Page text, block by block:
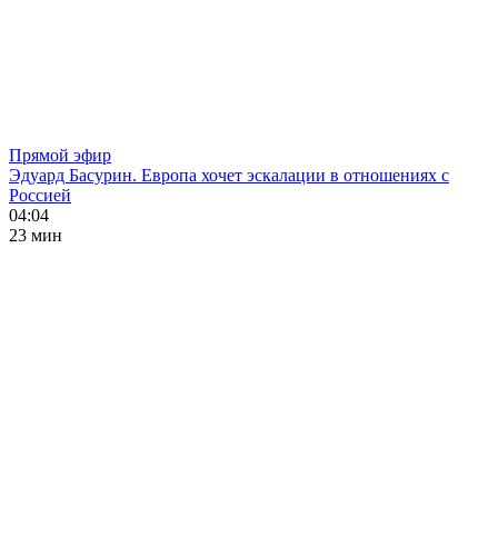
Прямой эфир
Эдуард Басурин. Европа хочет эскалации в отношениях с
Россией
04:04
23 мин